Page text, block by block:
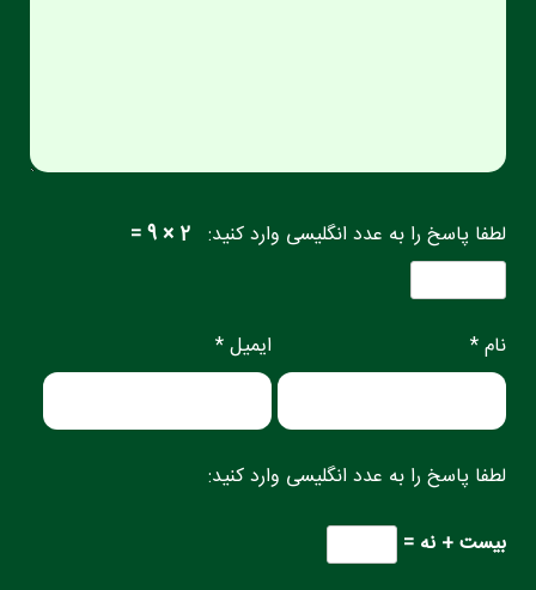
لطفا پاسخ را به عدد انگلیسی وارد کنید: 2 × 9 =
نام * ایمیل *
لطفا پاسخ را به عدد انگلیسی وارد کنید:
بیست + نه =